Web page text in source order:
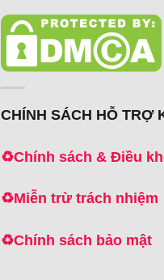
CHÍNH SÁCH HỖ TRỢ
♻️Chính sách & Điều
♻️Miễn trừ trách nhiệm
♻️Chính sách bảo mật